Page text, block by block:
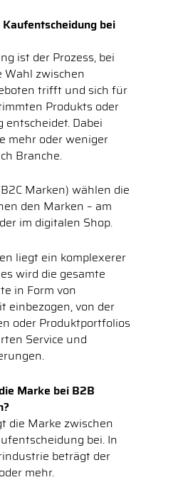
bei
ist der Prozess, bei
Wahl zwischen
trifft und sich für
Produkts oder
Dabei
mehr oder weniger
Branche.
Marken) wählen die
den Marken – am
im digitalen Shop.
liegt ein komplexerer
wird die gesamte
in Form von
einbezogen, von der
oder Produktportfolios
Service und
Marke bei B2B
die Marke zwischen
bei. In
beträgt der
mehr.